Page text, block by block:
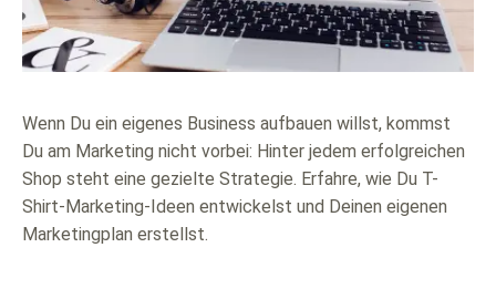
Wenn Du ein eigenes Business aufbauen willst, kommst
Du am Marketing nicht vorbei: Hinter jedem erfolgreichen
Shop steht eine gezielte Strategie. Erfahre, wie Du T-
Shirt-Marketing-Ideen entwickelst und Deinen eigenen
Marketingplan erstellst.